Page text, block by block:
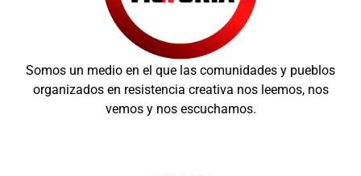
Somos un medio en el que las comunidades y pueblos
organizados en resistencia creativa nos leemos, nos
vemos y nos escuchamos.